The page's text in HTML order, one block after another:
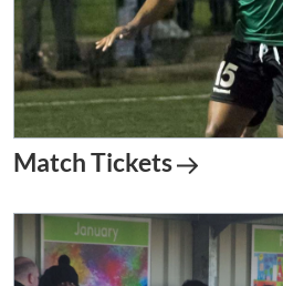
Match Tickets